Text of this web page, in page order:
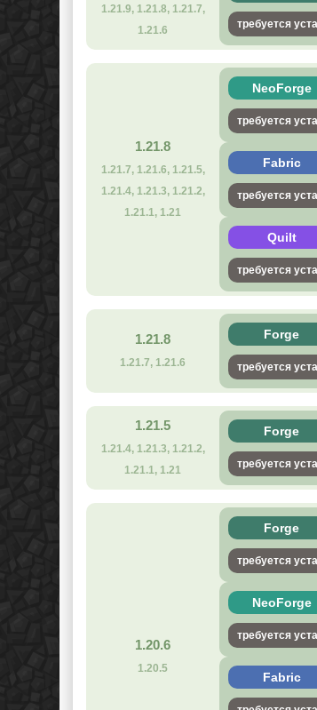
1.21.9, 1.21.8, 1.21.7,
1.21.6
требуется
1.21.8
1.21.7, 1.21.6, 1.21.5,
1.21.4, 1.21.3, 1.21.2,
1.21.1, 1.21
NeoForge
требуется
Fabric
требуется
Quilt
требуется
1.21.8
1.21.7, 1.21.6
Forge
требуется
1.21.5
1.21.4, 1.21.3, 1.21.2,
1.21.1, 1.21
Forge
требуется
1.20.6
1.20.5
Forge
требуется
NeoForge
требуется
Fabric